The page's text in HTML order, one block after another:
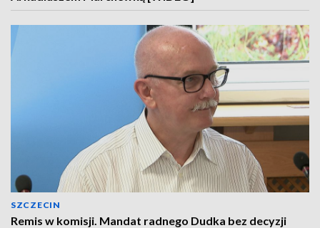
SZCZECIN
Remis w komisji. Mandat radnego Dudka bez decyzji